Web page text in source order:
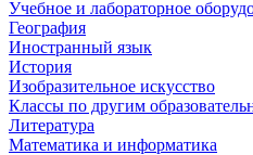
Учебное и лабораторное
География
Иностранный язык
История
Изобразительное искусство
Классы по другим
Литература
Математика и информатика